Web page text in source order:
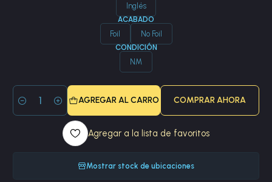
Inglés
ACABADO
Foil No Foil
CONDICIÓN
NM
Cantidad
AGREGAR AL CARRO COMPRAR AHORA
Agregar a la lista de favoritos
Mostrar stock de ubicaciones